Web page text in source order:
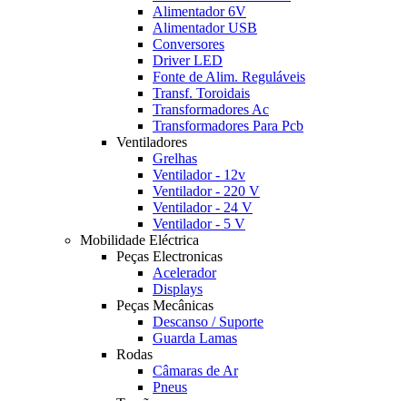
Alimentador 6V
Alimentador USB
Conversores
Driver LED
Fonte de Alim. Reguláveis
Transf. Toroidais
Transformadores Ac
Transformadores Para Pcb
Ventiladores
Grelhas
Ventilador - 12v
Ventilador - 220 V
Ventilador - 24 V
Ventilador - 5 V
Mobilidade Eléctrica
Peças Electronicas
Acelerador
Displays
Peças Mecânicas
Descanso / Suporte
Guarda Lamas
Rodas
Câmaras de Ar
Pneus